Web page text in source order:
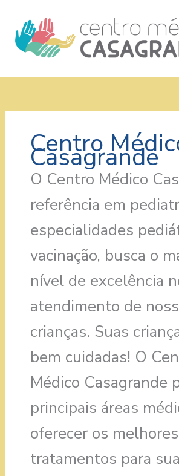
conteúdo
Centro
Casagrande
O Centro Médico
referência em
especialidades
vacinação, busca o
nível de excelência
atendimento de
crianças. Suas
bem cuidadas! O
Médico Casagrande
principais áreas
oferecer os melhores
tratamentos para